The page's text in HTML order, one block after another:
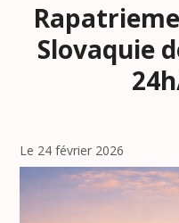
Slovaquie
Le 24 février 2026